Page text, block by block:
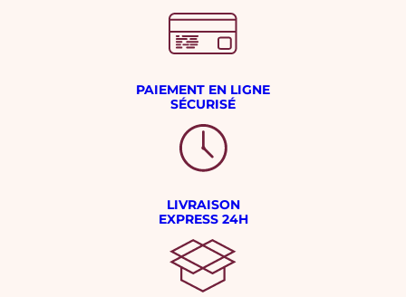
PAIEMENT EN LIGNE
SÉCURISÉ
LIVRAISON
EXPRESS 24H